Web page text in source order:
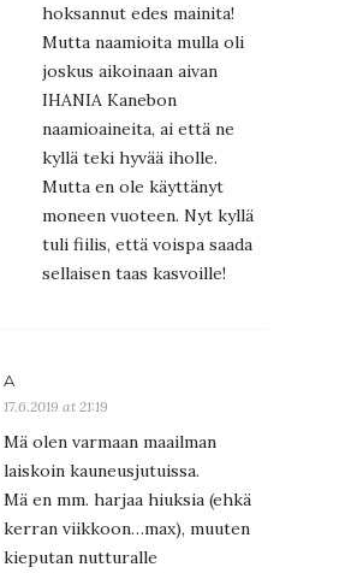
hoksannut edes mainita!
Mutta naamioita mulla oli
joskus aikoinaan aivan
IHANIA Kanebon
naamioaineita, ai että ne
kyllä teki hyvää iholle.
Mutta en ole käyttänyt
moneen vuoteen. Nyt kyllä
tuli fiilis, että voispa saada
sellaisen taas kasvoille!
A
17.6.2019 at 21:19
Mä olen varmaan maailman
laiskoin kauneusjutuissa.
Mä en mm. harjaa hiuksia (ehkä
kerran viikkoon…max), muuten
kieputan nutturalle